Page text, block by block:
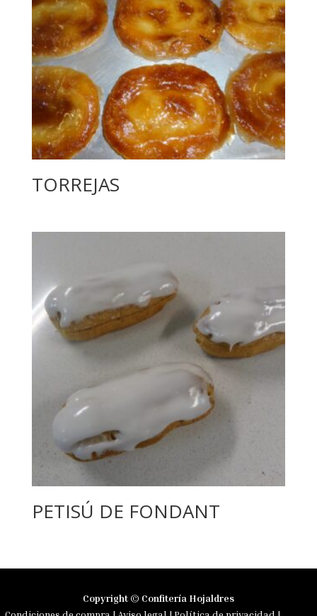
TORREJAS
PETISÚ DE FONDANT
Copyright © Confitería Hojaldres